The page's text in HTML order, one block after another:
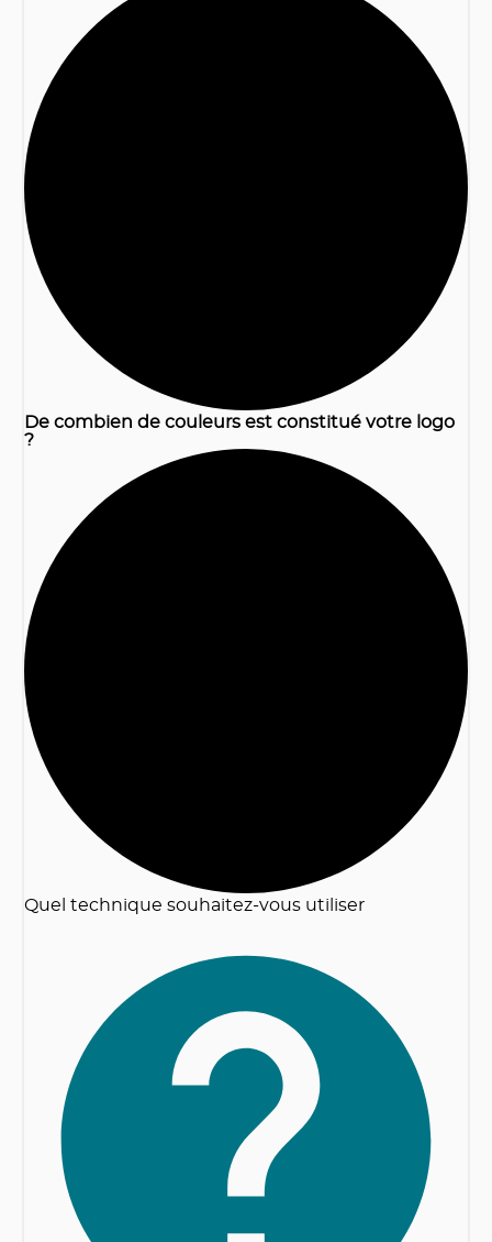
De combien de couleurs est constitué votre logo
?
Quel technique souhaitez-vous utiliser